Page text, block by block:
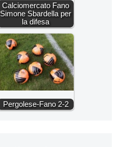
Calciomercato Fano
Simone Sbardella per
la difesa
Pergolese-Fano 2-2